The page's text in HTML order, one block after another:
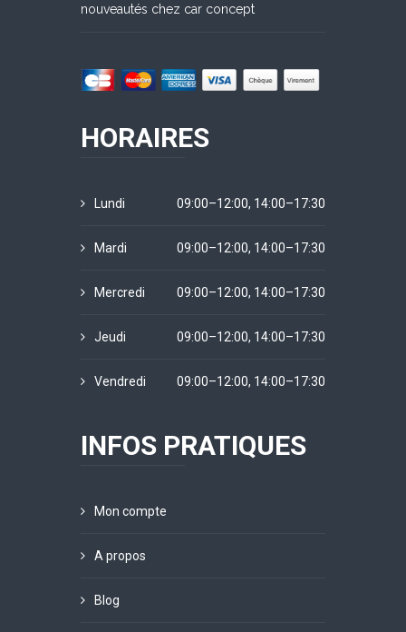
nouveautés chez car concept
HORAIRES
Lundi 09:00–12:00, 14:00–17:30
Mardi 09:00–12:00, 14:00–17:30
Mercredi 09:00–12:00, 14:00–17:30
Jeudi 09:00–12:00, 14:00–17:30
Vendredi 09:00–12:00, 14:00–17:30
INFOS PRATIQUES
Mon compte
A propos
Blog